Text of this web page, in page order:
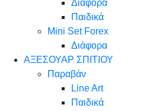
Διάφορα
Παιδικά
Mini Set Forex
Διάφορα
ΑΞΕΣΟΥΑΡ ΣΠΙΤΙΟΥ
Παραβάν
Line Art
Παιδικά